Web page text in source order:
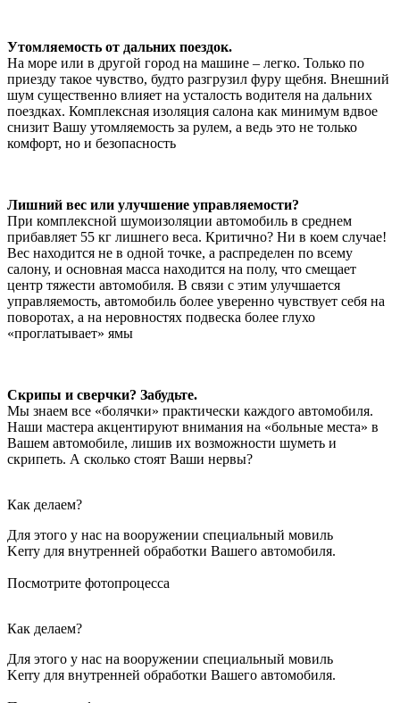
Утомляемость от дальних поездок.
На море или в другой город на машине – легко. Только по
приезду такое чувство, будто разгрузил фуру щебня. Внешний
шум существенно влияет на усталость водителя на дальних
поездках. Комплексная изоляция салона как минимум вдвое
снизит Вашу утомляемость за рулем, а ведь это не только
комфорт, но и безопасность
Лишний вес или улучшение управляемости?
При комплексной шумоизоляции автомобиль в среднем
прибавляет 55 кг лишнего веса. Критично? Ни в коем случае!
Вес находится не в одной точке, а распределен по всему
салону, и основная масса находится на полу, что смещает
центр тяжести автомобиля. В связи с этим улучшается
управляемость, автомобиль более уверенно чувствует себя на
поворотах, а на неровностях подвеска более глухо
«проглатывает» ямы
Скрипы и сверчки? Забудьте.
Мы знаем все «болячки» практически каждого автомобиля.
Наши мастера акцентируют внимания на «больные места» в
Вашем автомобиле, лишив их возможности шуметь и
скрипеть. А сколько стоят Ваши нервы?
Как делаем?
Для этого у нас на вооружении специальный мовиль
Kerry для внутренней обработки Вашего автомобиля.
Посмотрите фотопроцесса
Как делаем?
Для этого у нас на вооружении специальный мовиль
Kerry для внутренней обработки Вашего автомобиля.